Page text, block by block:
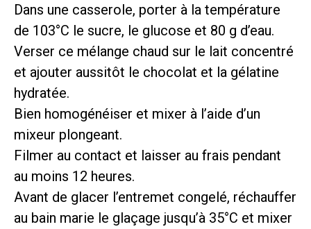
Dans une casserole, porter à la température
de 103°C le sucre, le glucose et 80 g d’eau.
Verser ce mélange chaud sur le lait concentré
et ajouter aussitôt le chocolat et la gélatine
hydratée.
Bien homogénéiser et mixer à l’aide d’un
mixeur plongeant.
Filmer au contact et laisser au frais pendant
au moins 12 heures.
Avant de glacer l’entremet congelé, réchauffer
au bain marie le glaçage jusqu’à 35°C et mixer